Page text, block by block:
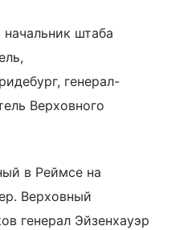
штаба
генерал-
Верховного
в Реймсе на
Верховный
генерал Эйзенхауэр